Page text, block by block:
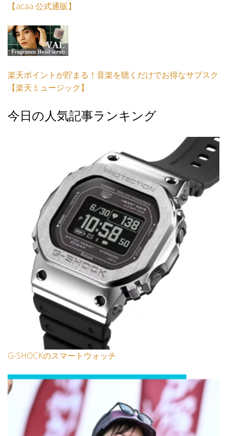
【acaa 公式通販】
楽天ポイントが貯まる！音楽を聴くだけでお得なサブスク
【楽天ミュージック】
今日の人気記事ランキング
G-SHOCKのスマートウォッチ